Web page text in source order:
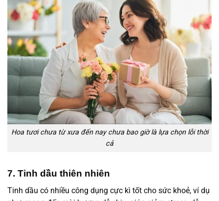
Hoa tươi chưa từ xưa đến nay chưa bao giờ là lựa chọn lỗi thời
cả
7. Tinh dầu thiên nhiên
Tinh dầu có nhiều công dụng cực kì tốt cho sức khoẻ, ví dụ